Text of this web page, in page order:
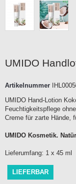
UMIDO
Artikelnummer
UMIDO Hand-Lotion
Feuchtigkeitspflege
Creme für zarte Hände,
UMIDO Kosmetik.
Lieferumfang: 1 x 45 ml
LIEFERBAR